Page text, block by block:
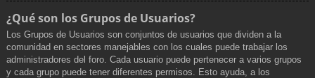
¿Qué son los Grupos de Usuarios?
Los Grupos de Usuarios son conjuntos de usuarios que dividen a la
comunidad en sectores manejables con los cuales puede trabajar los
administradores del foro. Cada usuario puede pertenecer a varios grupos
y cada grupo puede tener diferentes permisos. Esto ayuda, a los